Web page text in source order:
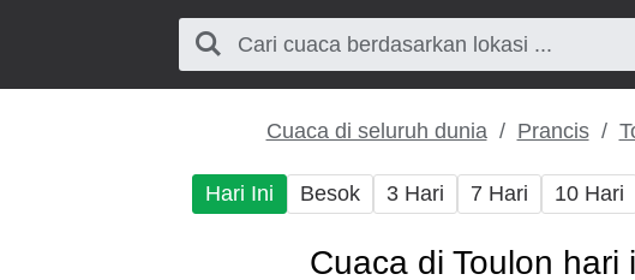
Cuaca di seluruh dunia Prancis
Hari Ini Besok 3 Hari 7 Hari 10 Hari
Cuaca di Toulon hari